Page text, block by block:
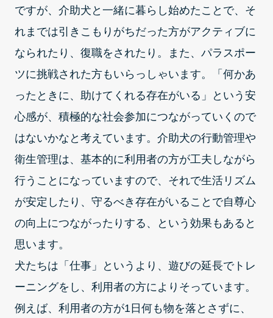
ですが、介助犬と一緒に暮らし始めたことで、そ
れまでは引きこもりがちだった方がアクティブに
なられたり、復職をされたり。また、パラスポー
ツに挑戦された方もいらっしゃいます。「何かあ
ったときに、助けてくれる存在がいる」という安
心感が、積極的な社会参加につながっていくので
はないかなと考えています。介助犬の行動管理や
衛生管理は、基本的に利用者の方が工夫しながら
行うことになっていますので、それで生活リズム
が安定したり、守るべき存在がいることで自尊心
の向上につながったりする、という効果もあると
思います。
犬たちは「仕事」というより、遊びの延長でトレ
ーニングをし、利用者の方によりそっています。
例えば、利用者の方が1日何も物を落とさずに、